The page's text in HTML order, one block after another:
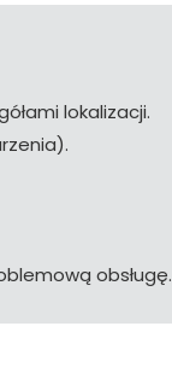
lokalizacji.
obsługę.